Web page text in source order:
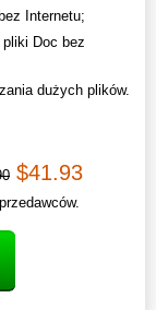
Internetu;
Doc bez
dużych plików.
$41.93